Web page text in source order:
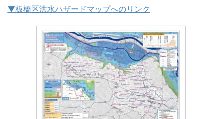
▼板橋区洪水ハザードマップへのリンク